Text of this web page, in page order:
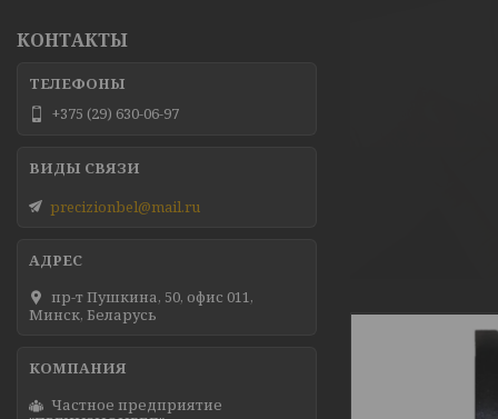
КОНТАКТЫ
+375 (29) 630-06-97
precizionbel@mail.ru
пр-т Пушкина, 50, офис 011,
Минск, Беларусь
Частное предприятие